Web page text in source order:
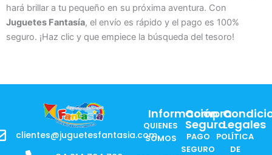
hará brillar a tu pequeño en su próxima aventura. Con
Juguetes Fantasía, el envío es rápido y el pago es 100%
seguro. ¡Haz clic y que empiece la búsqueda del tesoro!
clientes@juguetesfantasia.com
Información
QUIENES
SOMOS
Compra
Segura
PAGO
SEGURO
Legales
POLÍTICA
DE